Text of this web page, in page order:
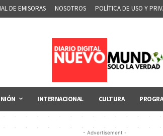
DE EMISORAS NOSOTROS POLÍTICA DE USO Y
INTERNACIONAL CULTURA
- Advertisement -